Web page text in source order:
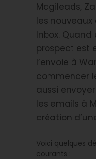
Magileads,
les
Inbox. Quand
prospect est
l’envoie à
commencer
aussi
les emails à
création
Voici quelques
courants :